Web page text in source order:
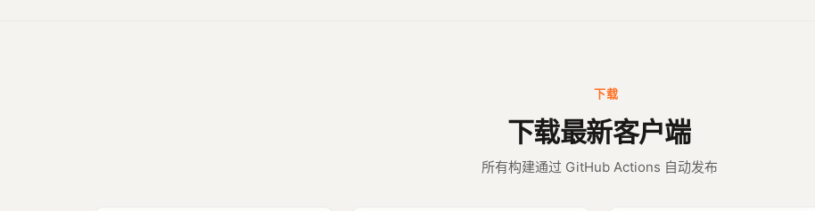
下载
下载最新客户端
所有构建通过 GitHub Actions 自动发布